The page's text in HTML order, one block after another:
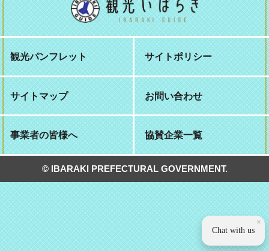
観光パンフレット サイトポリシー
サイトマップ お問い合わせ
事業者の皆様へ 協賛企業一覧
© IBARAKI PREFECTURAL GOVERNMENT.
×
Chat with us